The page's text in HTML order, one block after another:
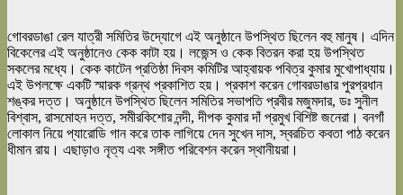
গোবরডাঙা রেল যাত্রী সমিতির উদ্যোগে এই অনুষ্ঠানে উপস্থিত ছিলেন বহু মানুষ। এদিন
বিকেলের এই অনুষ্ঠানেও কেক কাটা হয়। লজেন্স ও কেক বিতরন করা হয় উপস্থিত
সকলের মধ্যে। কেক কাটেন প্রতিষ্ঠা দিবস কমিটির আহ্বায়ক পবিত্র কুমার মুখোপাধ্যায়।
এই উপলক্ষে একটি স্মারক গ্রন্থ প্রকাশিত হয়। প্রকাশ করেন গোবরডাঙার পুরপ্রধান
শঙ্কর দত্ত। অনুষ্ঠানে উপস্থিত ছিলেন সমিতির সভাপতি প্রবীর মজুমদার, ডঃ সুনীল
বিশ্বাস, রাসমোহন দত্ত, সমীরকিশোর নন্দী, দীপক কুমার দাঁ প্রমুখ বিশিষ্ট জনেরা। বনগাঁ
লোকাল নিয়ে প্যারোডি গান করে তাক লাগিয়ে দেন সুখেন দাস, স্বরচিত কবতা পাঠ করেন
ধীমান রায়। এছাড়াও নৃত্য এবং সঙ্গীত পরিবেশন করেন স্থানীয়রা।